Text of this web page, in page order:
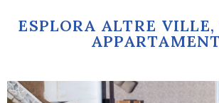
ESPLORA ALTRE